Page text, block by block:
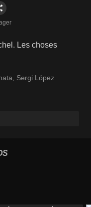
Les choses
, Sergi López